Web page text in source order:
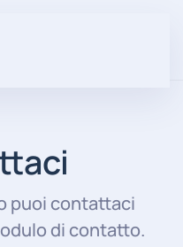
puoi contattaci
di contatto.